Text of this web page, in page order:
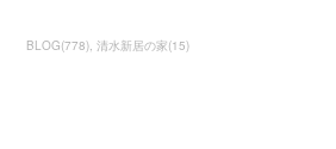
BLOG(778) 清水新居の家(15)